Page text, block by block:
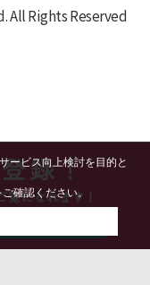
All Rights Reserved
ービス向上検討を目的と
ご確認ください。